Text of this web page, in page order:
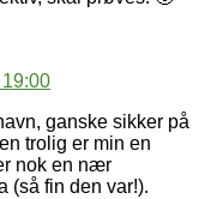
ganske sikker på
trolig er min en
nok en nær
(så fin den var!).